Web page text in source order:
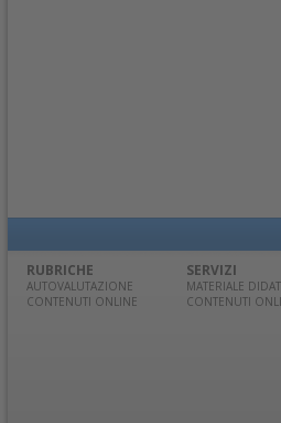
RUBRICHE
AUTOVALUTAZIONE
CONTENUTI ONLINE
SERVIZI
MATERIALE
CONTENUTI